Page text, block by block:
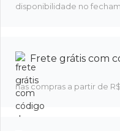
disponibilidade no
Frete grátis com
nas compras a partir de